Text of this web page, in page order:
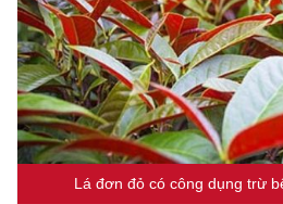
Lá đơn đỏ có công dụng trừ